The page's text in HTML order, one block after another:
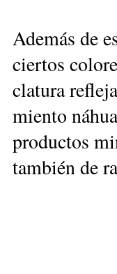
Ade­más de
cier­tos
cla­tu­ra
mien­to
pro­duc­tos
tam­bién de